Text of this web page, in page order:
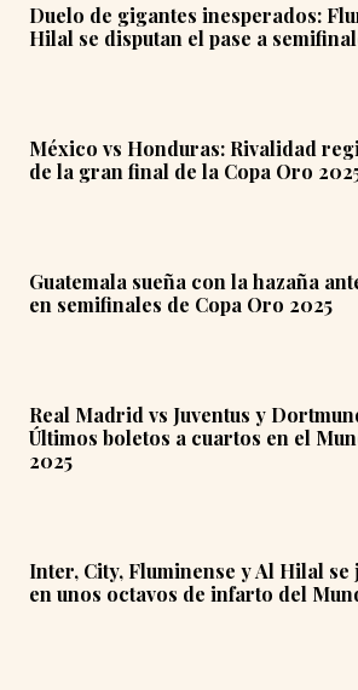
Duelo de gigantes inesperados:
Hilal se disputan el pase a
México vs Honduras: Rivalidad
de la gran final de la Copa Oro
Guatemala sueña con la hazaña
en semifinales de Copa Oro 2025
Real Madrid vs Juventus y
Últimos boletos a cuartos en el
2025
Inter, City, Fluminense y Al Hilal se
en unos octavos de infarto del